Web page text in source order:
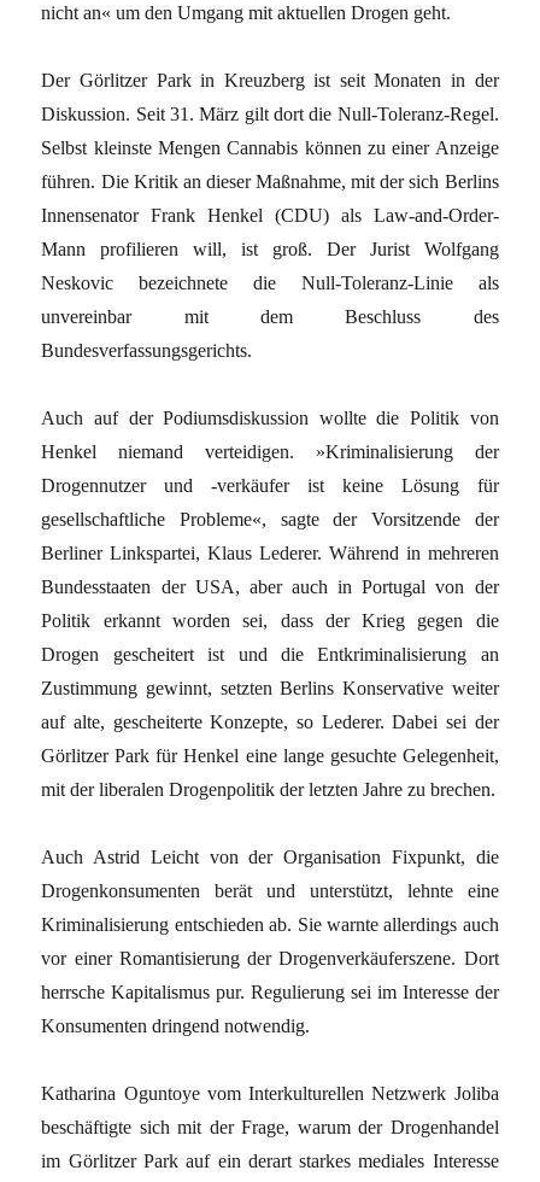
nicht an« um den Umgang mit aktuellen Drogen geht.
Der Görlitzer Park in Kreuzberg ist seit Monaten in der
Diskussion. Seit 31. März gilt dort die Null-Toleranz-Regel.
Selbst kleinste Mengen Cannabis können zu einer Anzeige
führen. Die Kritik an dieser Maßnahme, mit der sich Berlins
Innensenator Frank Henkel (CDU) als Law-and-Order-
Mann profilieren will, ist groß. Der Jurist Wolfgang
Neskovic bezeichnete die Null-Toleranz-Linie als
unvereinbar mit dem Beschluss des
Bundesverfassungsgerichts.
Auch auf der Podiumsdiskussion wollte die Politik von
Henkel niemand verteidigen. »Kriminalisierung der
Drogennutzer und -verkäufer ist keine Lösung für
gesellschaftliche Probleme«, sagte der Vorsitzende der
Berliner Linkspartei, Klaus Lederer. Während in mehreren
Bundesstaaten der USA, aber auch in Portugal von der
Politik erkannt worden sei, dass der Krieg gegen die
Drogen gescheitert ist und die Entkriminalisierung an
Zustimmung gewinnt, setzten Berlins Konservative weiter
auf alte, gescheiterte Konzepte, so Lederer. Dabei sei der
Görlitzer Park für Henkel eine lange gesuchte Gelegenheit,
mit der liberalen Drogenpolitik der letzten Jahre zu brechen.
Auch Astrid Leicht von der Organisation Fixpunkt, die
Drogenkonsumenten berät und unterstützt, lehnte eine
Kriminalisierung entschieden ab. Sie warnte allerdings auch
vor einer Romantisierung der Drogenverkäuferszene. Dort
herrsche Kapitalismus pur. Regulierung sei im Interesse der
Konsumenten dringend notwendig.
Katharina Oguntoye vom Interkulturellen Netzwerk Joliba
beschäftigte sich mit der Frage, warum der Drogenhandel
im Görlitzer Park auf ein derart starkes mediales Interesse